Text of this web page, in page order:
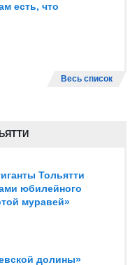
есть, что
Весь список
Тольятти
юбилейного
муравей»
долины»